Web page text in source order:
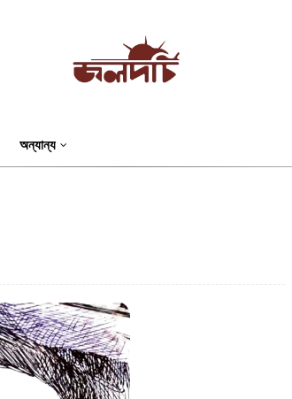
অন্যান্য